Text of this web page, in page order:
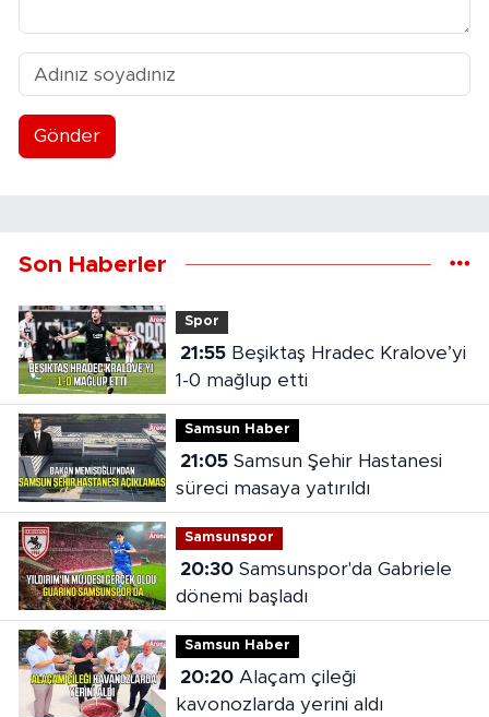
Gönder
Son Haberler
Spor
21:55Beşiktaş Hradec Kralove’yi
1-0 mağlup etti
Samsun Haber
21:05Samsun Şehir Hastanesi
süreci masaya yatırıldı
Samsunspor
20:30Samsunspor'da Gabriele
dönemi başladı
Samsun Haber
20:20Alaçam çileği
kavonozlarda yerini aldı